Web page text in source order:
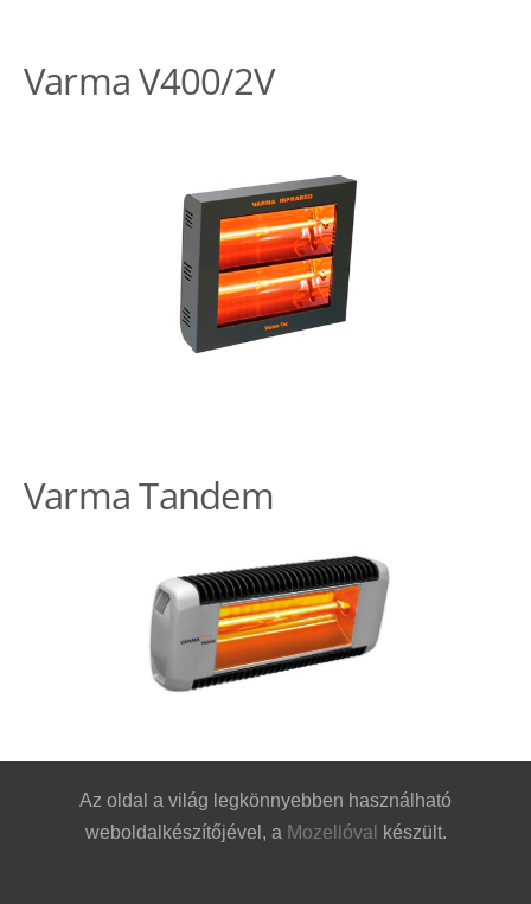
Varma V400/2V
Varma Tandem
Az oldal a világ legkönnyebben használható
weboldalkészítőjével, a Mozellóval készült.